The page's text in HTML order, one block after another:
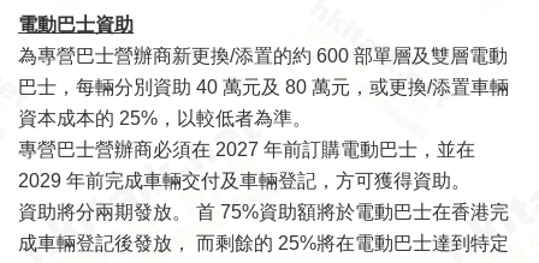
電動巴士資助
為專營巴士營辦商新更換/添置的約 600 部單層及雙層電動
巴士，每輛分別資助 40 萬元及 80 萬元，或更換/添置車輛
資本成本的 25%，以較低者為準。
專營巴士營辦商必須在 2027 年前訂購電動巴士，並在
2029 年前完成車輛交付及車輛登記，方可獲得資助。
資助將分兩期發放。 首 75%資助額將於電動巴士在香港完
成車輛登記後發放， 而剩餘的 25%將在電動巴士達到特定